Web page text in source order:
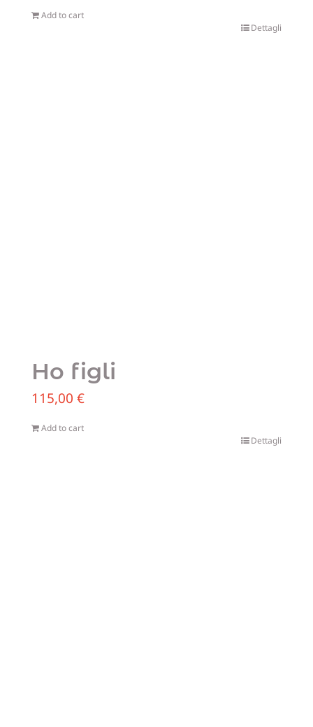
Add to cart
Dettagli
Ho figli
115,00 €
Add to cart
Dettagli